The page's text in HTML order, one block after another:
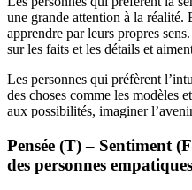
une grande attention à la réalité.
apprendre par leurs propres
sur les faits et les détails et
Les personnes qui préfèrent
des choses comme les modèles
aux possibilités, imaginer
Pensée (T) – Sentiment
des personnes empatiques